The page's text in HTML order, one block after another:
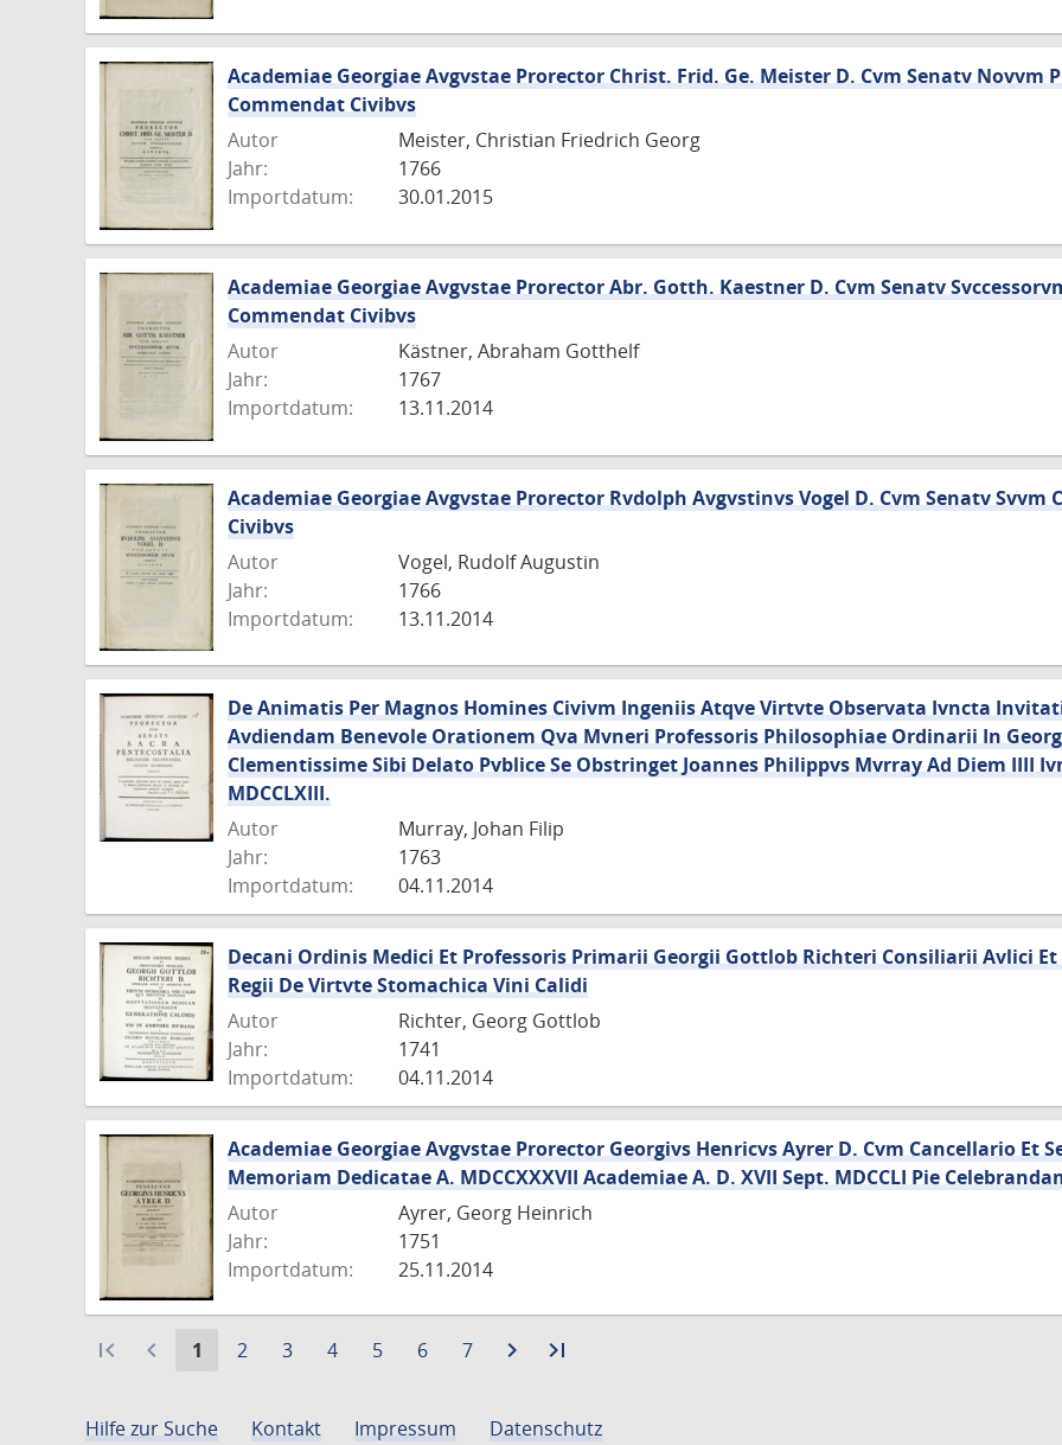
Academiae Georgiae Avgvstae Prorector Christ. Frid. Ge. Meister D. Cvm Senatv Novvm
Commendat Civibvs
Autor
Meister, Christian Friedrich Georg
Jahr:
1766
Importdatum:
30.01.2015
Academiae Georgiae Avgvstae Prorector Abr. Gotth. Kaestner D. Cvm Senatv
Commendat Civibvs
Autor
Kästner, Abraham Gotthelf
Jahr:
1767
Importdatum:
13.11.2014
Academiae Georgiae Avgvstae Prorector Rvdolph Avgvstinvs Vogel D. Cvm Senatv Svvm
Civibvs
Autor
Vogel, Rudolf Augustin
Jahr:
1766
Importdatum:
13.11.2014
De Animatis Per Magnos Homines Civivm Ingeniis Atqve Virtvte Observata Ivncta
Avdiendam Benevole Orationem Qva Mvneri Professoris Philosophiae Ordinarii In
Clementissime Sibi Delato Pvblice Se Obstringet Joannes Philippvs Mvrray Ad Diem IIII
MDCCLXIII.
Autor
Murray, Johan Filip
Jahr:
1763
Importdatum:
04.11.2014
Decani Ordinis Medici Et Professoris Primarii Georgii Gottlob Richteri Consiliarii Avlici
Regii De Virtvte Stomachica Vini Calidi
Autor
Richter, Georg Gottlob
Jahr:
1741
Importdatum:
04.11.2014
Academiae Georgiae Avgvstae Prorector Georgivs Henricvs Ayrer D. Cvm Cancellario Et
Memoriam Dedicatae A. MDCCXXXVII Academiae A. D. XVII Sept. MDCCLI Pie
Autor
Ayrer, Georg Heinrich
Jahr:
1751
Importdatum:
25.11.2014
first_page navigate_before
Aktuelle
1
Gehe
2
Gehe
3
Gehe
4
Gehe
5
Gehe
6
Gehe
7 navigate_next
Zurlast_page
Hilfe zur Suche
Kontakt Impressum Datenschutz